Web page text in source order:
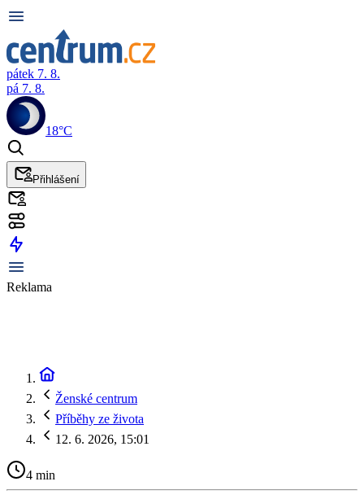
pátek 7. 8.
pá 7. 8.
18°C
Přihlášení
Reklama
Ženské centrum
Příběhy ze života
12. 6. 2026, 15:01
4 min